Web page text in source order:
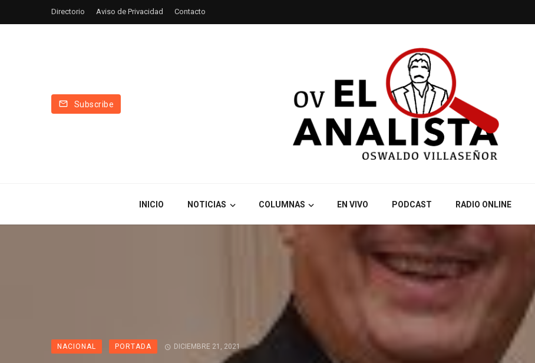
Directorio Aviso de Privacidad Contacto
Subscribe
INICIO NOTICIAS COLUMNAS EN VIVO PODCAST RADIO ONLINE
NACIONAL PORTADA DICIEMBRE 21, 2021